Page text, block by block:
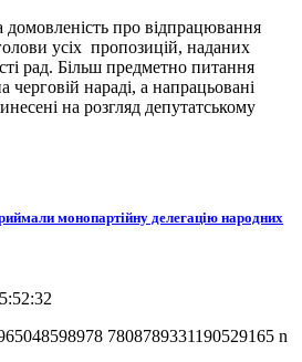
домовленість про відпрацювання
усіх пропозицій, наданих
рад. Більш предметно питання
черговій нараді, а напрацьовані
на розгляд депутатському
монопартійну делегацію народних